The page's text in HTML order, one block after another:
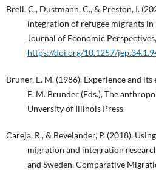
Brell, C., Dustmann, C., & Preston, I.
integration of refugee migrants
Journal of Economic
https://doi.org/10.1257/
Bruner, E. M. (1986). Experience and its
E. M. Brunder (Eds.), The
Unversity of Illinois Press.
Careja, R., & Bevelander, P. (2018).
migration and integration
and Sweden. Comparative